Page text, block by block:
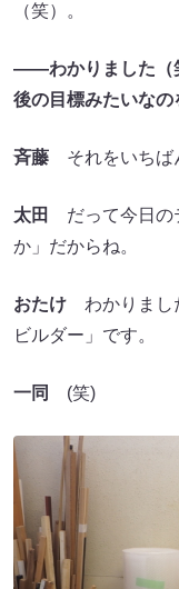
（笑）。
――わかりました（
後の目標みたいなの
斉藤 それをいちば
太田
だって今日の
か」だからね。
おたけ わかりまし
ビルダー」です。
一同 (笑)